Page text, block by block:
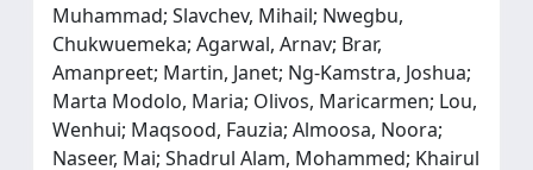
Muhammad; Slavchev, Mihail; Nwegbu,
Chukwuemeka; Agarwal, Arnav; Brar,
Amanpreet; Martin, Janet; Ng-Kamstra, Joshua;
Marta Modolo, Maria; Olivos, Maricarmen; Lou,
Wenhui; Maqsood, Fauzia; Almoosa, Noora;
Naseer, Mai; Shadrul Alam, Mohammed; Khairul